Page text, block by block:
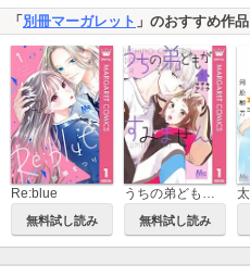
「別冊マーガレット 」のおすすめ作品
Re:blue
無料試し読み
うちの弟どもがすみません
無料試し読み